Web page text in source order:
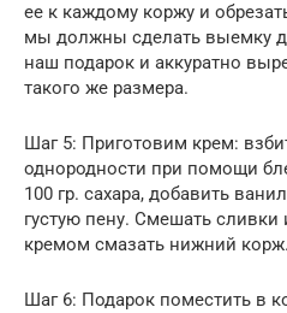
ее к каждому коржу и
мы должны сделать выемку
наш подарок и аккуратно
такого же размера.
Шаг 5: Приготовим крем:
однородности при помощи
100 гр. сахара, добавить
густую пену. Смешать
кремом смазать нижний корж.
Шаг 6: Подарок поместить в